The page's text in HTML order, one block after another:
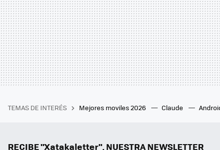
TEMAS DE INTERÉS Mejores moviles 2026 Claude
RECIBE "Xatakaletter", NUESTRA NEWSLETTER